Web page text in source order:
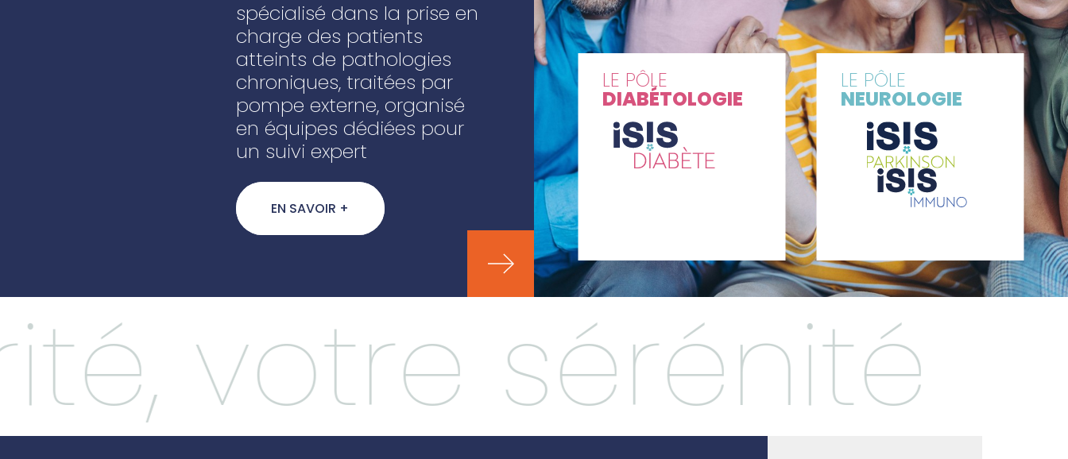
spécialisé dans la prise en
charge des patients
atteints de pathologies
chroniques, traitées par
pompe externe, organisé
en équipes dédiées pour
un suivi expert
EN SAVOIR +
LE PÔLE
DIABÉTOLOGIE
LE PÔLE
NEUROLOGIE
votre sérénité